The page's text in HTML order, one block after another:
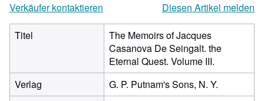
Verkäufer kontaktieren
Diesen Artikel melden
Titel
The Memoirs of Jacques
Casanova De Seingalt. the
Eternal Quest. Volume III.
Verlag
G. P. Putnam's Sons, N. Y.